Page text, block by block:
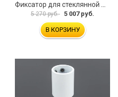
Фиксатор для стеклянной шторки WasserKraft D265
5 270 руб. 5 007 руб.
В КОРЗИНУ